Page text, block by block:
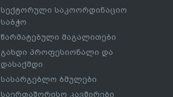
სექტორული საკოორდინაციო
საბჭო
წარმატებული მაგალითები
გახდი პროფესიონალი და
დასაქმდი
სასარგებლო ბმულები
საერთაშორისო კავშირები